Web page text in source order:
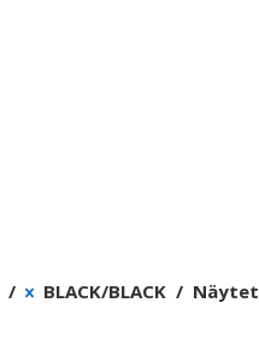
BLACK/BLACK